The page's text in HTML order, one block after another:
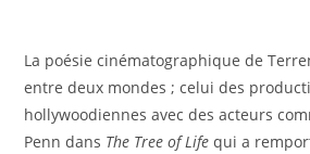
La poésie cinématographique de
entre deux mondes ; celui des
hollywoodiennes avec des acteurs
Penn dans The Tree of Life qui a